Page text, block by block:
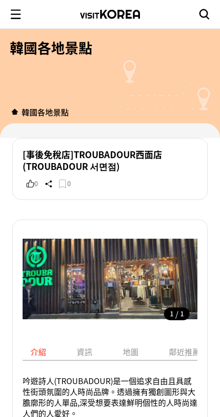
韓國各地景點
韓國各地景點
[事後免稅店]TROUBADOUR西面店
(TROUBADOUR 서면점)
0 0
1 / 1
介紹 資訊 地圖 鄰近推薦景點
吟遊詩人(TROUBADOUR)是一個追求自由且具感
性街頭氛圍的人時尚品牌。透過擁有獨創圖形與大
膽廓形的人單品,深受想要表達鮮明個性的人時尚達
人們的人愛好。